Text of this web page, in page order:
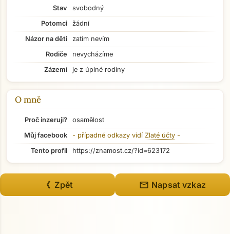
Přejít na hlavní obsah
Stav
svobodný
Potomci
žádní
Názor na děti
zatím nevím
Rodiče
nevycházíme
Zázemí
je z úplné rodiny
O mně
Proč inzeruji?
osamělost
Můj facebook
- případné odkazy vidí Zlaté účty -
Tento profil
https://znamost.cz/?id=623172
《 Zpět mail Napsat vzkaz